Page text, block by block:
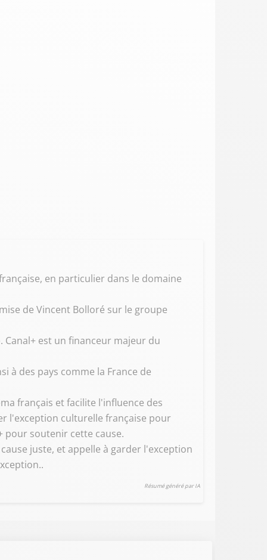
en particulier dans le domaine
de Vincent Bolloré sur le groupe
Canal+ est un financeur majeur du
à des pays comme la France de
français et facilite l'influence des
l'exception culturelle française pour
pour soutenir cette cause.
juste, et appelle à garder l'exception
Résumé généré par IA